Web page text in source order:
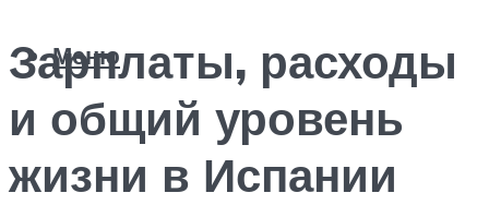
Меню
Зарплаты, расходы
и общий уровень
жизни в Испании